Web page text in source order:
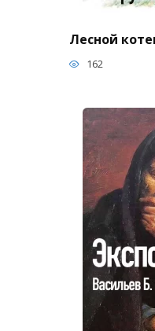
Лесной
162